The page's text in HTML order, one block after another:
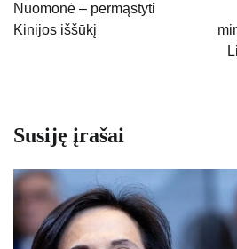
įrašų
Nuomonė – permąstyti
Kinijos iššūkį
Susiję įrašai